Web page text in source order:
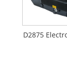
D2875